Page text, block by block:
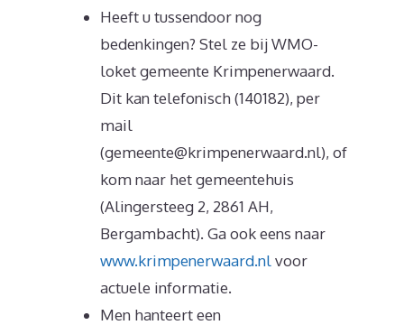
Heeft u tussendoor nog
bedenkingen? Stel ze bij WMO-
loket gemeente Krimpenerwaard.
Dit kan telefonisch (140182), per
mail
(gemeente@krimpenerwaard.nl), of
kom naar het gemeentehuis
(Alingersteeg 2, 2861 AH,
Bergambacht). Ga ook eens naar
www.krimpenerwaard.nlvoor
actuele informatie.
Men hanteert een